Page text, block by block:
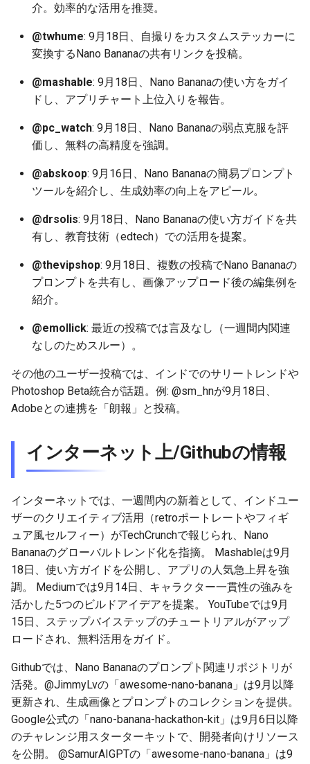
2026-06-06
2026-06-05
2026-06-02
2026-06-01
2026-05-31
2026-05-30
2026-05-27
2026-05-26
2026-05-25
2026-05-23
2026-05-22
2026-05-21
2026-05-20
2026-05-18
2026-05-17
2026-05-16
2025-11-21
2025-11-20
2025-11-17
2025-11-16
2025-11-15
2025-11-14
2025-11-11
2025-11-10
2025-11-09
2025-11-07
2025-11-06
2025-11-05
2025-11-04
2025-11-02
2025-11-01
2025-10-31
2026-06-06
2026-06-05
2026-06-02
2026-06-01
2026-05-31
2026-05-30
2026-05-27
2026-05-26
2026-05-25
2026-05-23
2026-05-22
2026-05-21
2026-05-20
2026-05-18
2026-05-17
2026-05-16
2025-11-21
2025-11-20
2025-11-17
2025-11-16
2025-11-15
2025-11-14
2025-11-11
2025-11-10
2025-11-09
2025-11-07
2025-11-06
2025-11-05
2025-11-04
2025-11-02
2025-11-01
2025-10-31
2026-06-04
2026-06-03
2026-06-02
2026-05-31
2026-05-30
2026-05-29
2026-05-28
2026-05-27
2026-05-25
2026-05-24
2026-05-23
2026-05-22
2026-05-20
2026-05-19
2026-05-18
2026-05-17
2026-05-15
2026-05-14
2026-05-13
2026-06-03
2026-06-02
2026-05-29
2026-05-28
2026-05-27
2026-05-26
2026-05-23
2026-05-22
2026-05-21
2026-05-19
2026-05-18
2026-05-17
2026-05-16
2026-05-14
2026-05-13
2026-05-12
2025-11-21
2025-11-20
2025-11-17
2025-11-16
2025-11-15
2025-11-14
2025-11-11
2025-11-10
2025-11-09
2025-11-07
2025-11-06
2025-11-05
2025-11-04
2025-11-02
2025-11-01
2025-10-31
2026-06-06
2026-06-05
2026-06-02
2026-06-01
2026-05-31
2026-05-30
2026-05-27
2026-05-26
2026-05-25
2026-05-23
2026-05-22
2026-05-21
2026-05-20
2026-05-31
2026-05-30
介。効率的な活用を推奨。
@twhume: 9月18日、自撮りをカスタムステッカーに
変換するNano Bananaの共有リンクを投稿。
@mashable: 9月18日、Nano Bananaの使い方をガイ
ドし、アプリチャート上位入りを報告。
@pc_watch: 9月18日、Nano Bananaの弱点克服を評
価し、無料の高精度を強調。
@abskoop: 9月16日、Nano Bananaの簡易プロンプト
ツールを紹介し、生成効率の向上をアピール。
@drsolis: 9月18日、Nano Bananaの使い方ガイドを共
有し、教育技術（edtech）での活用を提案。
@thevipshop: 9月18日、複数の投稿でNano Bananaの
プロンプトを共有し、画像アップロード後の編集例を
紹介。
@emollick: 最近の投稿では言及なし（一週間内関連
なしのためスルー）。
その他のユーザー投稿では、インドでのサリートレンドや
Photoshop Beta統合が話題。例: @sm_hnが9月18日、
Adobeとの連携を「朗報」と投稿。
インターネット上/Githubの情報
インターネットでは、一週間内の新着として、インドユー
ザーのクリエイティブ活用（retroポートレートやフィギ
ュア風セルフィー）がTechCrunchで報じられ、Nano
Bananaのグローバルトレンド化を指摘。 Mashableは9月
18日、使い方ガイドを公開し、アプリの人気急上昇を強
調。 Mediumでは9月14日、キャラクター一貫性の強みを
活かした5つのビルドアイデアを提案。 YouTubeでは9月
15日、ステップバイステップのチュートリアルがアップ
ロードされ、無料活用をガイド。
Githubでは、Nano Bananaのプロンプト関連リポジトリが
活発。@JimmyLvの「awesome-nano-banana」は9月以降
更新され、生成画像とプロンプトのコレクションを提供。
Google公式の「nano-banana-hackathon-kit」は9月6日以降
のチャレンジ用スターターキットで、開発者向けリソース
を公開。 @SamurAIGPTの「awesome-nano-banana」は9